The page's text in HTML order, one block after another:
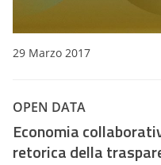
29 Marzo 2017
OPEN DATA
Economia
retorica della